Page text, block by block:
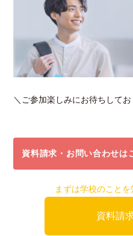
＼ご参加楽しみにお待ちして
資料請求・お問い合わせは
まずは学校のことを
資料請